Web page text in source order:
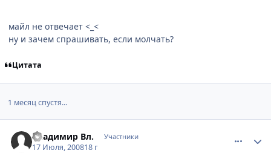
майл не отвечает <_<
ну и зачем спрашивать, если молчать?
Цитата
1 месяц спустя...
Владимир Вл. Участники
17 Июля, 200818 г